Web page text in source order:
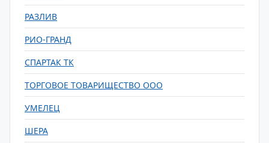
РАЗЛИВ
РИО-ГРАНД
СПАРТАК ТК
ТОРГОВОЕ ТОВАРИЩЕСТВО ООО
УМЕЛЕЦ
ШЕРА